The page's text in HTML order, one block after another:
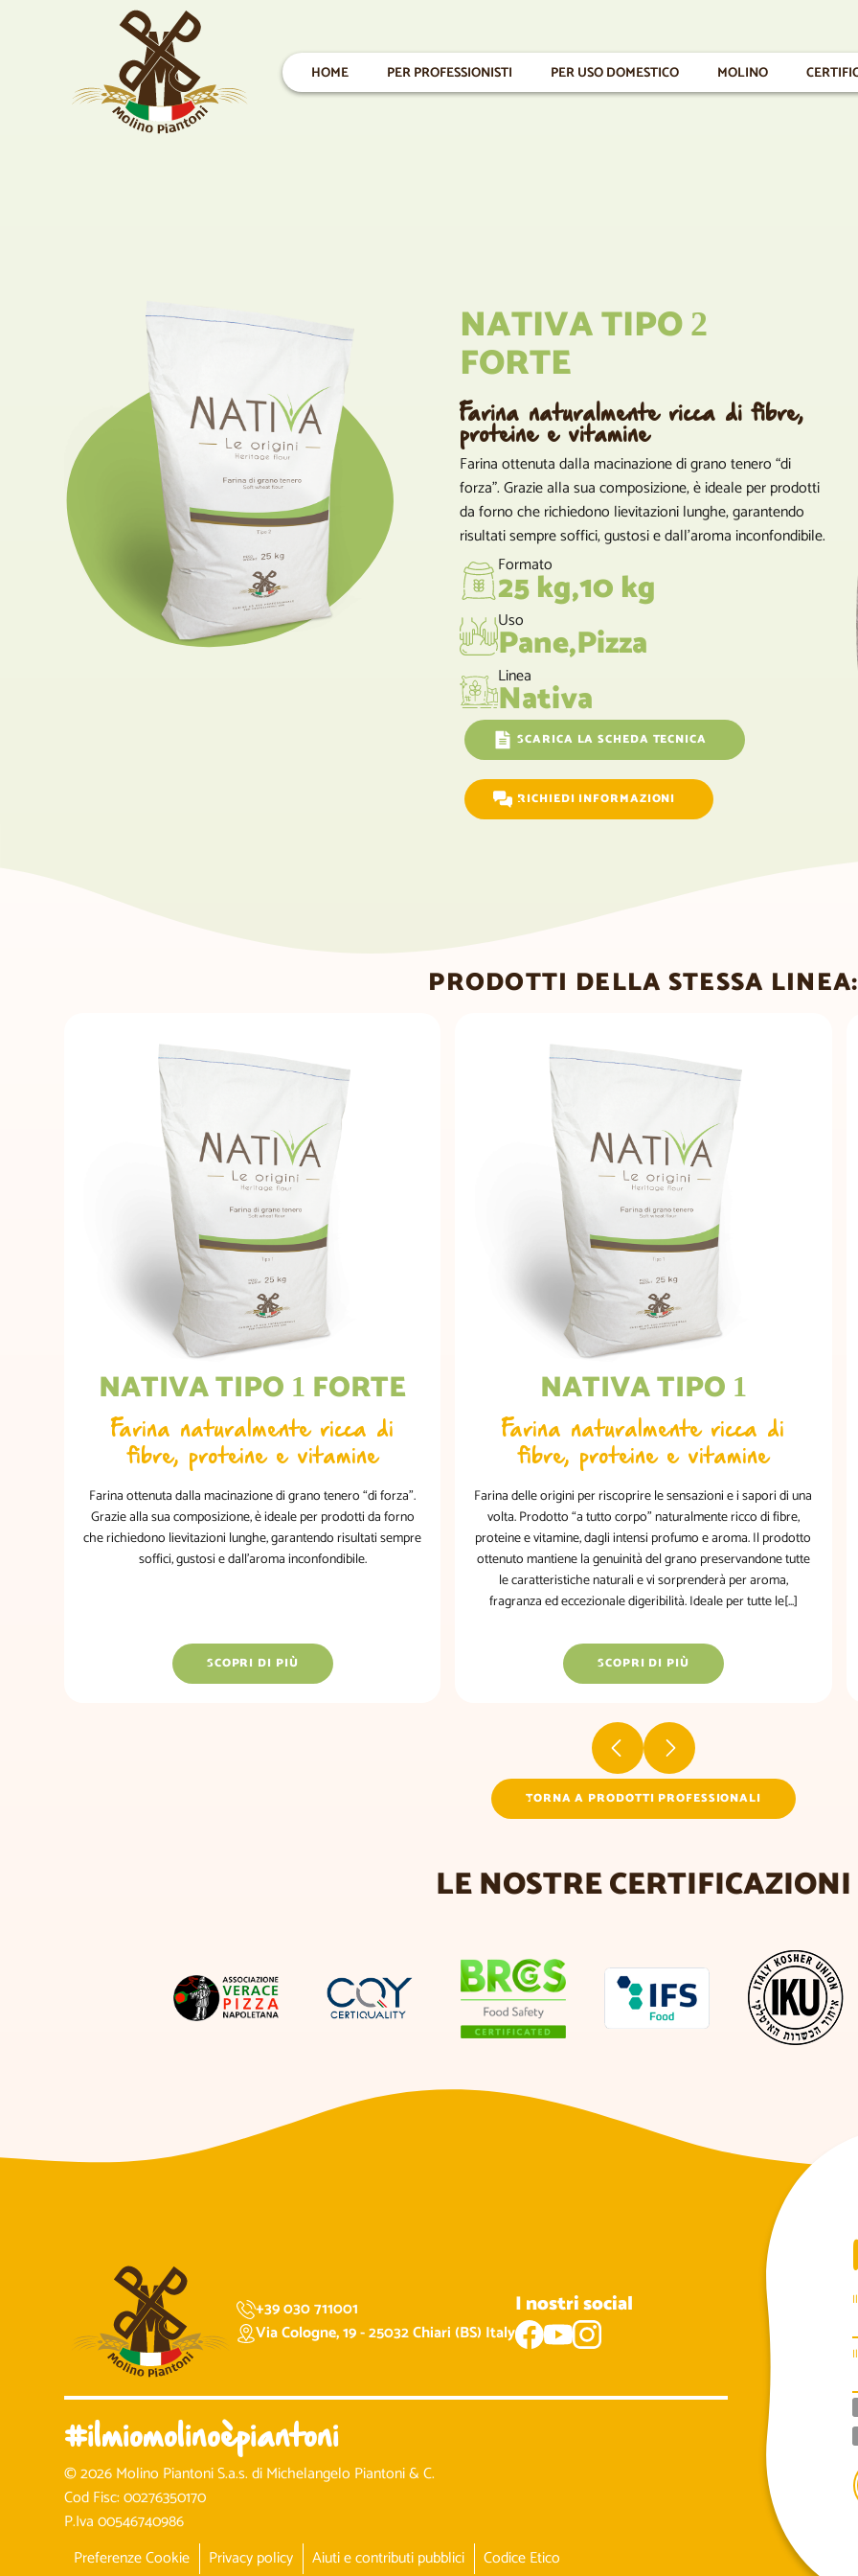
HOME PER PROFESSIONISTI PER USO DOMESTICO MOLINO
NATIVA TIPO 2
FORTE
Farina naturalmente ricca di fibre,
proteine e vitamine
Farina ottenuta dalla macinazione di grano tenero “di
forza”. Grazie alla sua composizione, è ideale per prodotti
da forno che richiedono lievitazioni lunghe, garantendo
risultati sempre soffici, gustosi e dall’aroma inconfondibile.
Formato
25 kg,10 kg
Uso
Pane,Pizza
Linea
Nativa
SCARICA LA SCHEDA TECNICA
RICHIEDI INFORMAZIONI
PRODOTTI DELLA STESSA LINEA:
NATIVA TIPO 1 FORTE
Farina naturalmente ricca di
fibre, proteine e vitamine
Farina ottenuta dalla macinazione di grano tenero “di forza”.
Grazie alla sua composizione, è ideale per prodotti da forno
che richiedono lievitazioni lunghe, garantendo risultati sempre
soffici, gustosi e dall’aroma inconfondibile.
SCOPRI DI PIÙ
NATIVA TIPO 1
Farina naturalmente ricca di
fibre, proteine e vitamine
Farina delle origini per riscoprire le sensazioni e i sapori di una
volta. Prodotto “a tutto corpo” naturalmente ricco di fibre,
proteine e vitamine, dagli intensi profumo e aroma. Il prodotto
ottenuto mantiene la genuinità del grano preservandone tutte
le caratteristiche naturali e vi sorprenderà per aroma,
fragranza ed eccezionale digeribilità. Ideale per tutte le[...]
SCOPRI DI PIÙ
TORNA A PRODOTTI PROFESSIONALI
LE NOSTRE CERTIFICAZIONI
+39 030 711001
Via Cologne, 19 - 25032 Chiari (BS) Italy
I nostri social
#ilmiomolinoèpiantoni
© 2026 Molino Piantoni S.a.s. di Michelangelo Piantoni & C.
Cod Fisc: 00276350170
P.Iva 00546740986
Preferenze Cookie
Privacy policy Aiuti e contributi pubblici Codice Etico